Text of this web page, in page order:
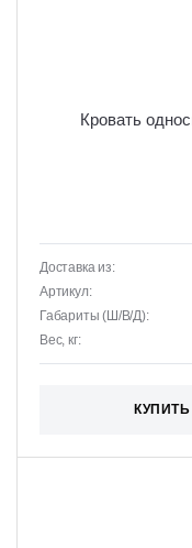
Кровать
Доставка из:
Артикул:
Габариты (Ш/В/Д):
Вес, кг: